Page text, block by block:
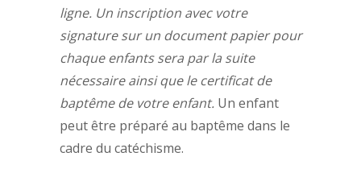
ligne. Un inscription avec votre
signature sur un document papier pour
chaque enfants sera par la suite
nécessaire ainsi que le certificat de
baptême de votre enfant.Un enfant
peut être préparé au baptême dans le
cadre du catéchisme.